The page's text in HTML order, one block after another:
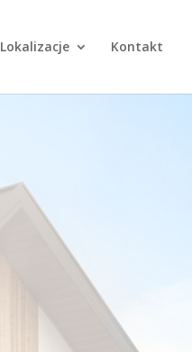
Lokalizacje Kontakt